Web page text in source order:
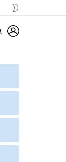
SKIN
SEARCH